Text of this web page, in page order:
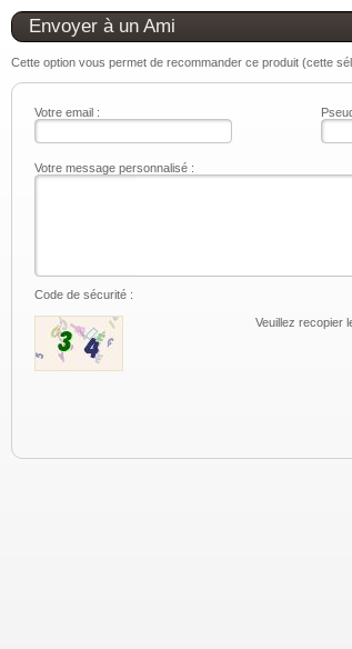
Envoyer à un Ami
Cette option vous permet de recommander ce produit (cette
Votre email :
Votre message personnalisé :
Code de sécurité :
Veuillez recopier